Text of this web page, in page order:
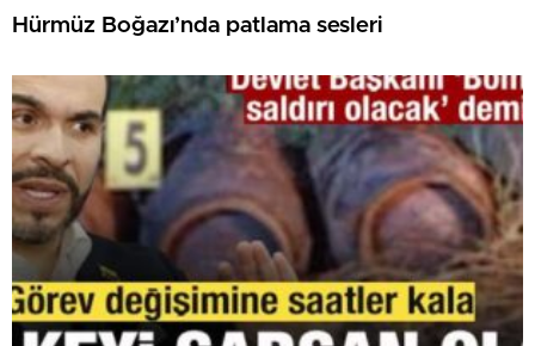
Hürmüz Boğazı’nda patlama sesleri